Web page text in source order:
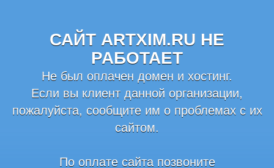
САЙТ ARTXIM.RU НЕ
РАБОТАЕТ
Не был оплачен домен и хостинг.
Если вы клиент данной организации,
пожалуйста, сообщите им о проблемах с их
сайтом.
По оплате сайта позвоните